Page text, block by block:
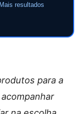
resultados
para a